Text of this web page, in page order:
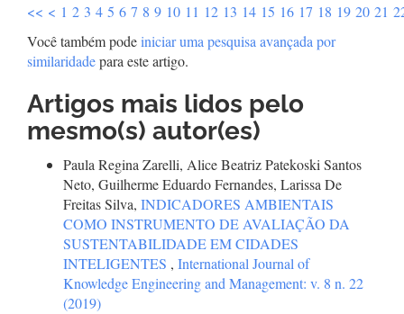
<< < 1 2 3 4 5 6 7 8 9 10 11 12 13 14 15 16 17 18 19 20 21
Você também podeiniciar uma pesquisa avançada por
similaridadepara este artigo.
Artigos mais lidos pelo
mesmo(s) autor(es)
Paula Regina Zarelli, Alice Beatriz Patekoski Santos
Neto, Guilherme Eduardo Fernandes, Larissa De
Freitas Silva, INDICADORES AMBIENTAIS
COMO INSTRUMENTO DE AVALIAÇÃO DA
SUSTENTABILIDADE EM CIDADES
INTELIGENTES , International Journal of
Knowledge Engineering and Management: v. 8 n. 22
(2019)